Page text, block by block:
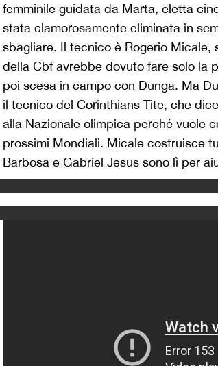
femminile guidata da Marta, eletta
stata clamorosamente eliminata in
sbagliare. Il tecnico è Rogerio
della Cbf avrebbe dovuto fare solo la
poi scesa in campo con Dunga. Ma
il tecnico del Corinthians Tite, che
alla Nazionale olimpica perché vuole
prossimi Mondiali. Micale costruisce
Barbosa e Gabriel Jesus sono lì per